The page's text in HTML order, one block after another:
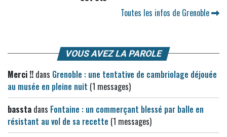
Toutes les infos de Grenoble
VOUS AVEZ LA PAROLE
Merci !! dans Grenoble : une tentative de cambriolage déjouée
au musée en pleine nuit (1 messages)
bassta dans Fontaine : un commerçant blessé par balle en
résistant au vol de sa recette (1 messages)